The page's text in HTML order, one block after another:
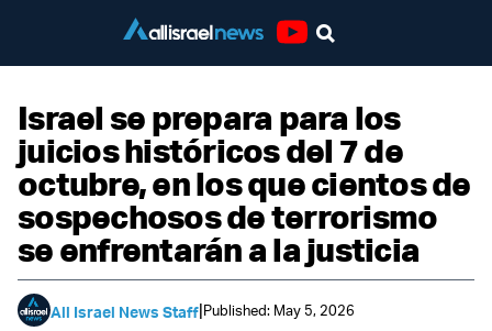
Israel se prepara para los
juicios históricos del 7 de
octubre, en los que cientos de
sospechosos de terrorismo
se enfrentarán a la justicia
All Israel News Staff|Published: May 5, 2026